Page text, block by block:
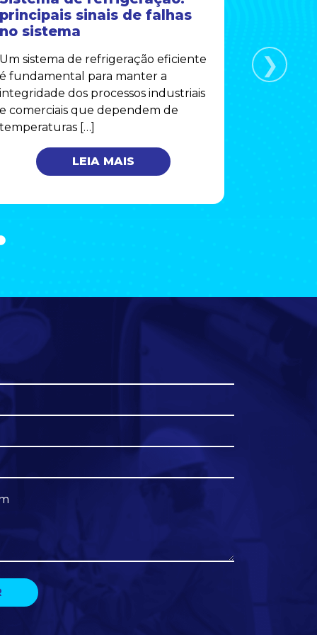
principais sinais de falhas
no sistema
Um sistema de refrigeração eficiente
é fundamental para manter a
integridade dos processos industriais
e comerciais que dependem de
temperaturas […]
LEIA MAIS
❯